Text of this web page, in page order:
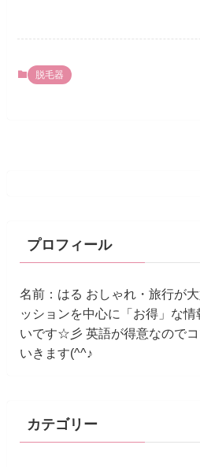
脱毛器
プロフィール
名前：はる おしゃれ・旅行が
ッションを中心に「お得」な
いです☆彡 英語が得意なので
いきます(^^♪
カテゴリー